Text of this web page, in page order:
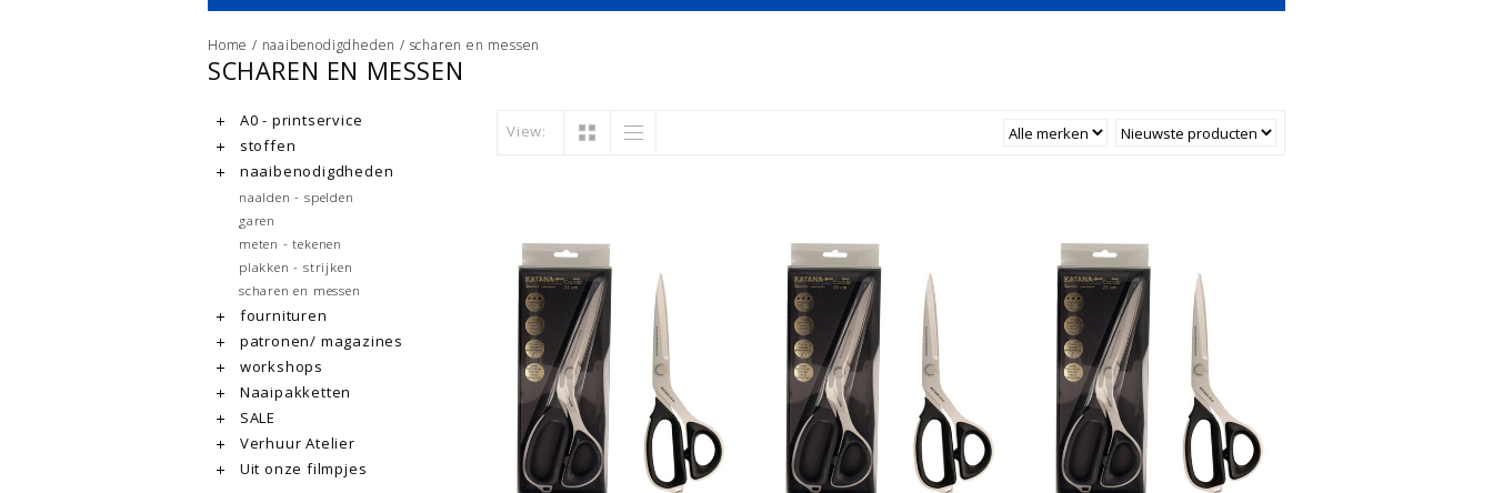
Home / naaibenodigdheden / scharen en messen
SCHAREN EN MESSEN
A0 - printservice
stoffen
naaibenodigdheden
naalden - spelden
garen
meten - tekenen
plakken - strijken
scharen en messen
fournituren
patronen/ magazines
workshops
Naaipakketten
SALE
Verhuur Atelier
Uit onze filmpjes
View: